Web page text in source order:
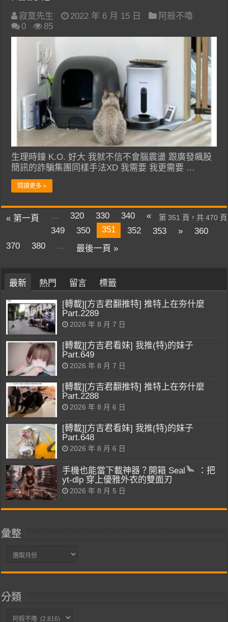
寂寞先生 2022 年 6 月 15 日
阿殺不嚕
0
85
生理時鐘 K.O. 好大 我就不信不會腦震盪 跟廣發飆股
簡訊的詐騙集團同樣手法XD 我需要 我更需要 …
閱讀更多 »
第 351 頁，共 470 頁
« 第一頁 ... 320 330 340
«
349
350 351 352 353 »
360
370
380 ... 最後一頁 »
最新 熱門 留言 標籤
[轉載][方吉君翻推特] 推特上在夯什麼
Part.2289
2026 年 8 月 7 日
[轉載][方吉君看妹] 我推(特)的妹子
Part.649
2026 年 8 月 7 日
[轉載][方吉君翻推特] 推特上在夯什麼
Part.2288
2026 年 8 月 6 日
[轉載][方吉君看妹] 我推(特)的妹子
Part.648
2026 年 8 月 6 日
手機也能當下載神器？開箱 Seal
：把
yt-dlp 穿上優雅外衣的雙面刃
2026 年 8 月 5 日
彙整
彙
分類
分